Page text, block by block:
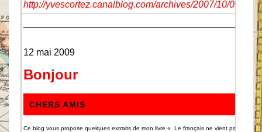
http://yvescortez.canalblog.com/archives/2007/10/03/
12 mai 2009
Bonjour
CHERS AMIS
Ce blog vous propose quelques extraits de mon livre « Le français ne vient pas du